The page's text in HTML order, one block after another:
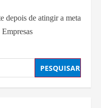
depois de atingir a meta